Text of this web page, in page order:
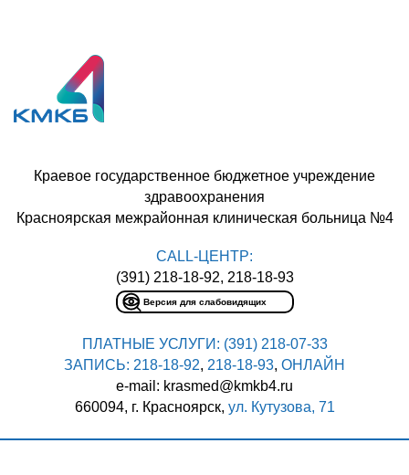
CALL-ЦЕНТР:
(391) 218-18-92, 218-18-93
Версия для слабовидящих
Краевое государственное бюджетное учреждение
здравоохранения
Красноярская межрайонная клиническая больница №4
ПЛАТНЫЕ УСЛУГИ: (391) 218-07-33
ЗАПИСЬ: 218-18-92, 218-18-93, ОНЛАЙН
e-mail: krasmed@kmkb4.ru
660094, г. Красноярск, ул. Кутузова, 71